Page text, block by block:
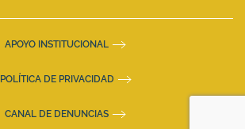
APOYO INSTITUCIONAL
POLÍTICA DE PRIVACIDAD
CANAL DE DENUNCIAS